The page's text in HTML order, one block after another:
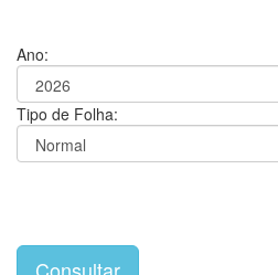
Ano:
Tipo de Folha: